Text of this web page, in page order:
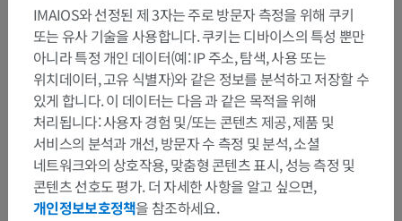
번역
문제를 발견하셨나요?
수정이나, 번역 또는 콘텐츠 개선에 제안이 있으면 언제든
연락 주세요.
문제 보고
IMAIOS와 선정된 제 3자는 주로 방문자 측정을 위해 쿠키
또는 유사 기술을 사용합니다. 쿠키는 디바이스의 특성 뿐만
아니라 특정 개인 데이터(예: IP 주소, 탐색, 사용 또는
위치데이터, 고유 식별자)와 같은 정보를 분석하고 저장할 수
있게 합니다. 이 데이터는 다음 과 같은 목적을 위해
처리됩니다: 사용자 경험 및/또는 콘텐츠 제공, 제품 및
서비스의 분석과 개선, 방문자 수 측정 및 분석, 소셜
네트워크와의 상호작용, 맞춤형 콘텐츠 표시, 성능 측정 및
콘텐츠 선호도 평가. 더 자세한 사항을 알고 싶으면,
개인정보보호정책을 참조하세요.